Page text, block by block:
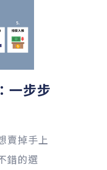
一步步
賣掉手上
錯的選